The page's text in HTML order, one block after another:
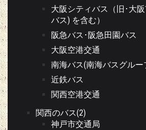
大阪シティバス（旧･大
バス) を含む）
阪急バス･阪急田園バス
大阪空港交通
南海バス(南海バスグルー
近鉄バス
関西空港交通
関西のバス(2)
神戸市交通局